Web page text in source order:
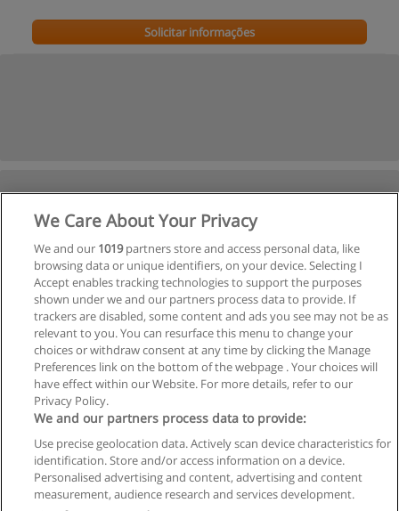
Solicitar informações
Regras de uso
Privacidade de dados
We Care About Your Privacy
We and our 1019partners store and access personal data, like
browsing data or unique identifiers, on your device. Selecting I
Accept enables tracking technologies to support the purposes
shown under we and our partners process data to provide. If
trackers are disabled, some content and ads you see may not be as
relevant to you. You can resurface this menu to change your
choices or withdraw consent at any time by clicking the Manage
Preferences link on the bottom of the webpage . Your choices will
have effect within our Website. For more details, refer to our
Privacy Policy.
We and our partners process data to provide:
Use precise geolocation data. Actively scan device characteristics for
identification. Store and/or access information on a device.
Personalised advertising and content, advertising and content
measurement, audience research and services development.